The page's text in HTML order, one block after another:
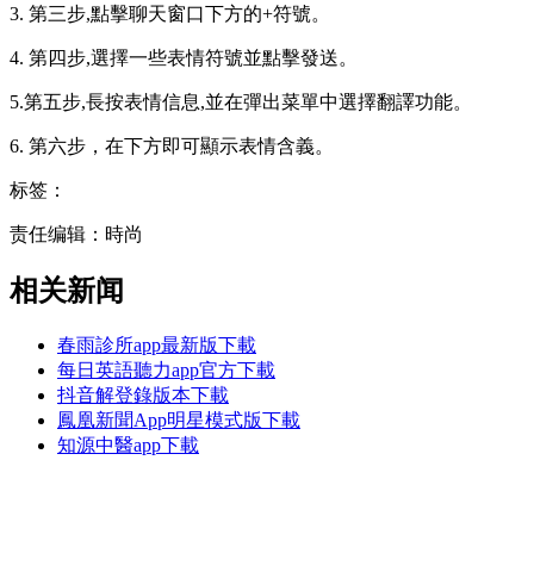
3. 第三步,點擊聊天窗口下方的+符號。
4. 第四步,選擇一些表情符號並點擊發送。
5.第五步,長按表情信息,並在彈出菜單中選擇翻譯功能。
6. 第六步，在下方即可顯示表情含義。
标签：
责任编辑：時尚
相关新闻
春雨診所app最新版下載
每日英語聽力app官方下載
抖音解登錄版本下載
鳳凰新聞App明星模式版下載
知源中醫app下載